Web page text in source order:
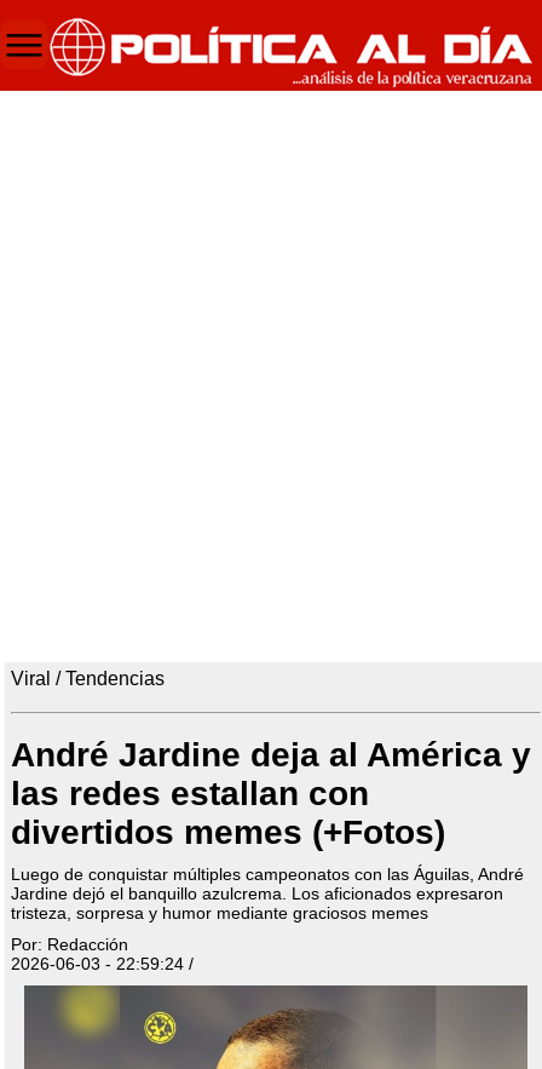
Viral / Tendencias
André Jardine deja al América y
las redes estallan con
divertidos memes (+Fotos)
Luego de conquistar múltiples campeonatos con las Águilas, André
Jardine dejó el banquillo azulcrema. Los aficionados expresaron
tristeza, sorpresa y humor mediante graciosos memes
Por: Redacción
2026-06-03 - 22:59:24 /